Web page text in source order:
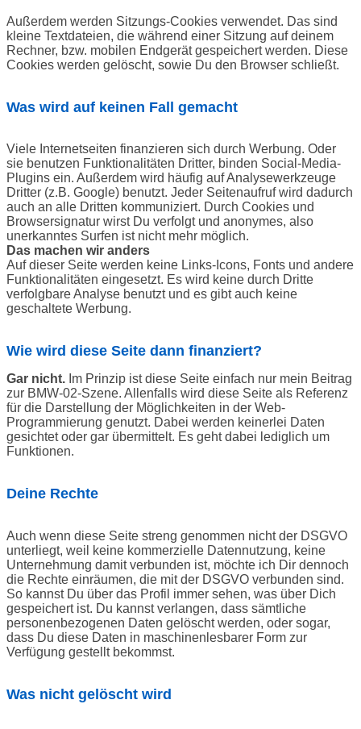
Außerdem werden Sitzungs-Cookies verwendet. Das sind
kleine Textdateien, die während einer Sitzung auf deinem
Rechner, bzw. mobilen Endgerät gespeichert werden. Diese
Cookies werden gelöscht, sowie Du den Browser schließt.
Was wird auf keinen Fall gemacht
Viele Internetseiten finanzieren sich durch Werbung. Oder
sie benutzen Funktionalitäten Dritter, binden Social-Media-
Plugins ein. Außerdem wird häufig auf Analysewerkzeuge
Dritter (z.B. Google) benutzt. Jeder Seitenaufruf wird dadurch
auch an alle Dritten kommuniziert. Durch Cookies und
Browsersignatur wirst Du verfolgt und anonymes, also
unerkanntes Surfen ist nicht mehr möglich.
Das machen wir anders
Auf dieser Seite werden keine Links-Icons, Fonts und andere
Funktionalitäten eingesetzt. Es wird keine durch Dritte
verfolgbare Analyse benutzt und es gibt auch keine
geschaltete Werbung.
Wie wird diese Seite dann finanziert?
Gar nicht. Im Prinzip ist diese Seite einfach nur mein Beitrag
zur BMW-02-Szene. Allenfalls wird diese Seite als Referenz
für die Darstellung der Möglichkeiten in der Web-
Programmierung genutzt. Dabei werden keinerlei Daten
gesichtet oder gar übermittelt. Es geht dabei lediglich um
Funktionen.
Deine Rechte
Auch wenn diese Seite streng genommen nicht der DSGVO
unterliegt, weil keine kommerzielle Datennutzung, keine
Unternehmung damit verbunden ist, möchte ich Dir dennoch
die Rechte einräumen, die mit der DSGVO verbunden sind.
So kannst Du über das Profil immer sehen, was über Dich
gespeichert ist. Du kannst verlangen, dass sämtliche
personenbezogenen Daten gelöscht werden, oder sogar,
dass Du diese Daten in maschinenlesbarer Form zur
Verfügung gestellt bekommst.
Was nicht gelöscht wird